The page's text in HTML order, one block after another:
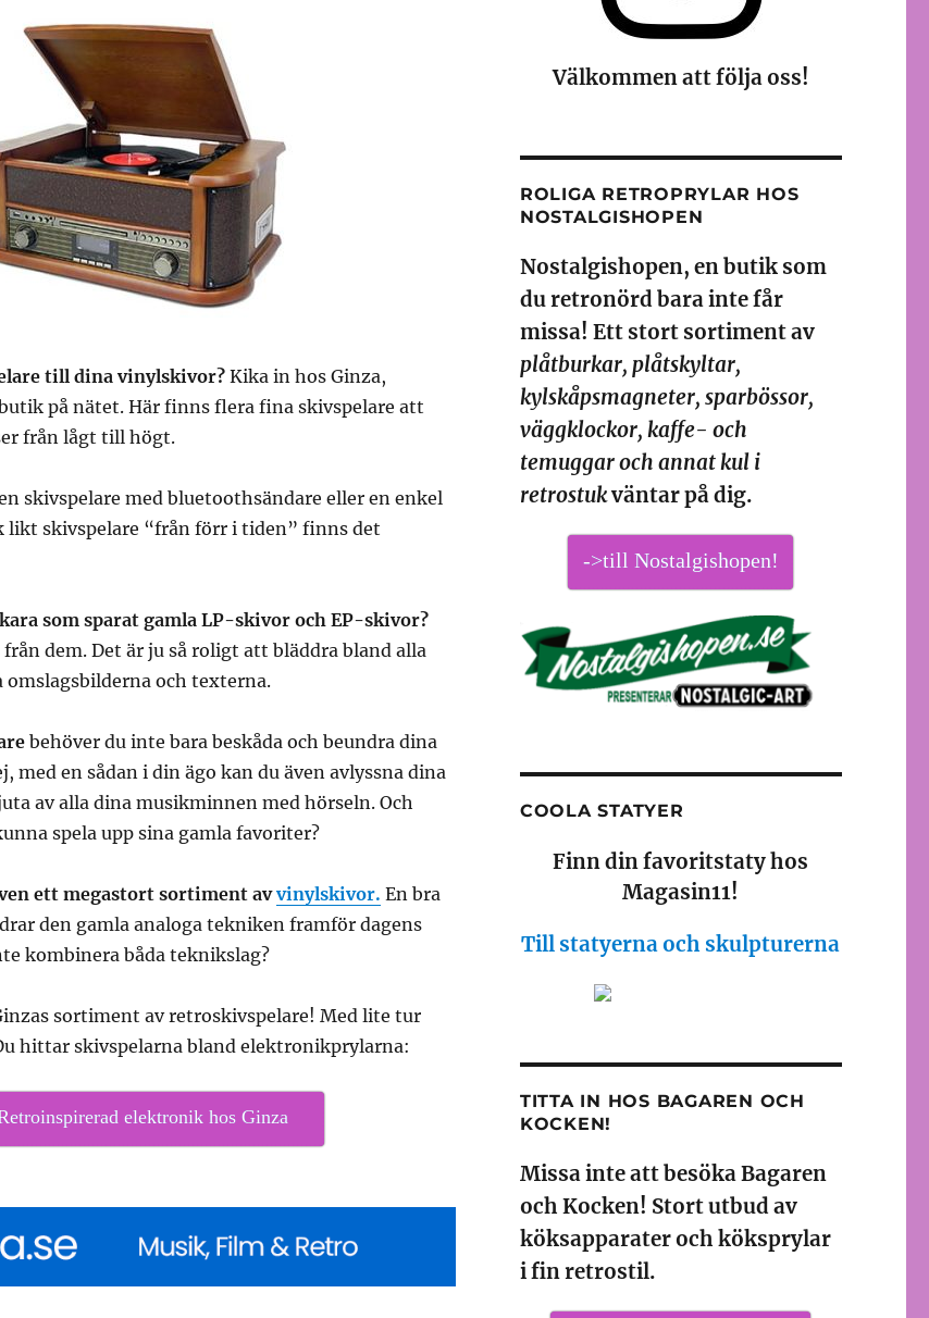
till dina vinylskivor?Kika in hos Ginza,
på nätet. Här finns flera fina skivspelare att
från lågt till högt.
skivspelare med bluetoothsändare eller en enkel
likt skivspelare “från förr i tiden” finns det
som sparat gamla LP-skivor och EP-skivor?
dem. Det är ju så roligt att bläddra bland alla
omslagsbilderna och texterna.
behöver du inte bara beskåda och beundra dina
med en sådan i din ägo kan du även avlyssna dina
av alla dina musikminnen med hörseln. Och
spela upp sina gamla favoriter?
ett megastort sortiment avvinylskivor. En bra
den gamla analoga tekniken framför dagens
kombinera båda teknikslag?
sortiment av retroskivspelare! Med lite tur
hittar skivspelarna bland elektronikprylarna:
elektronik hos Ginza
Välkommen att följa oss!
ROLIGA RETROPRYLAR HOS
NOSTALGISHOPEN
Nostalgishopen, en butik som
du retronörd bara inte får
missa! Ett stort sortiment av
plåtburkar, plåtskyltar,
kylskåpsmagneter, sparbössor,
väggklockor, kaffe- och
temuggar och annat kul i
retrostukväntar på dig.
->till Nostalgishopen!
COOLA STATYER
Finn din favoritstaty hos
Magasin11!
Till statyerna och skulpturerna
TITTA IN HOS BAGAREN OCH
KOCKEN!
Missa inte att besöka Bagaren
och Kocken! Stort utbud av
köksapparater och köksprylar
i fin retrostil.